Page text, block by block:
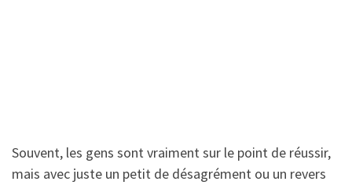
Souvent, les gens sont vraiment sur le point de réussir,
mais avec juste un petit de désagrément ou un revers